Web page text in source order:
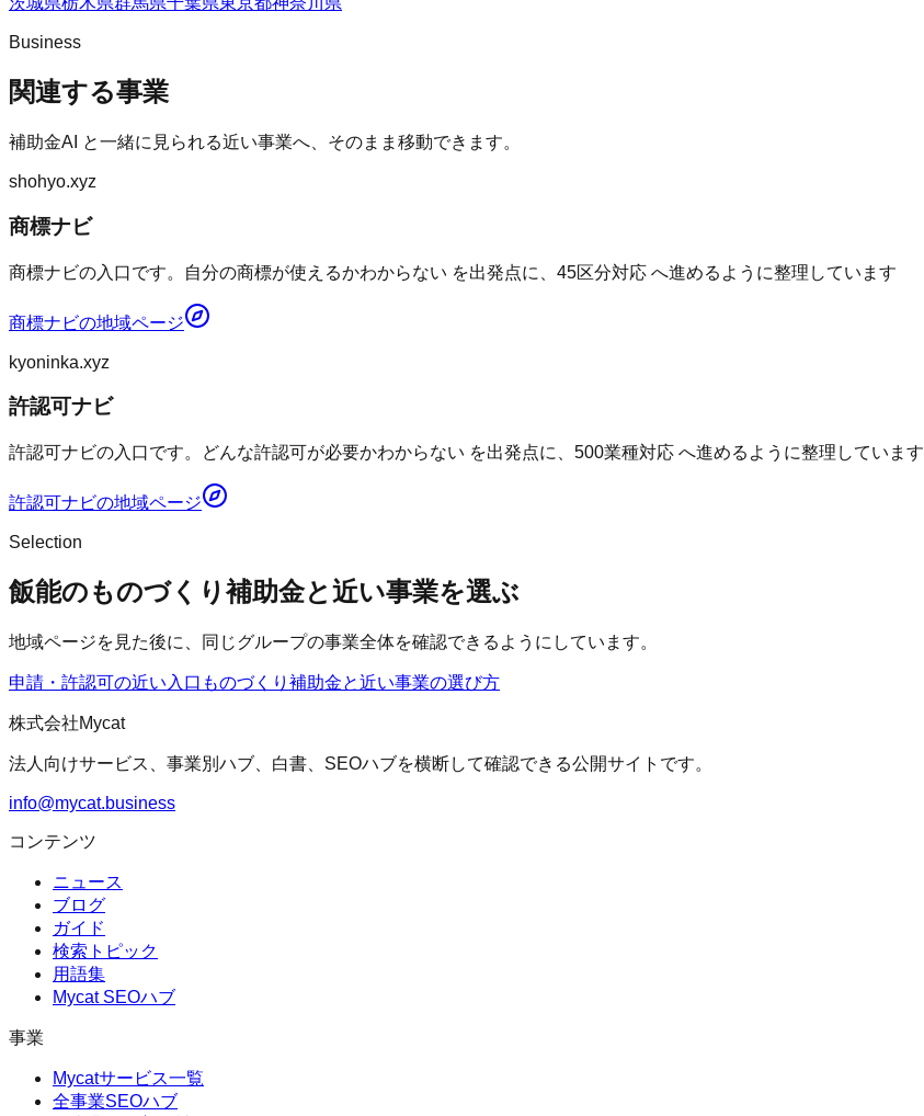
Business
関連する事業
補助金AI と一緒に見られる近い事業へ、そのまま移動できます。
shohyo.xyz
商標ナビ
商標ナビの入口です。自分の商標が使えるかわからない を出発点に、45区分対応 へ進めるように整理しています
商標ナビの地域ページ
kyoninka.xyz
許認可ナビ
許認可ナビの入口です。どんな許認可が必要かわからない を出発点に、500業種対応 へ進めるように整理しています
許認可ナビの地域ページ
Selection
飯能のものづくり補助金と近い事業を選ぶ
地域ページを見た後に、同じグループの事業全体を確認できるようにしています。
申請・許認可の近い入口 ものづくり補助金と近い事業の選び方
株式会社Mycat
法人向けサービス、事業別ハブ、白書、SEOハブを横断して確認できる公開サイトです。
info@mycat.business
コンテンツ
ニュース
ブログ
ガイド
検索トピック
用語集
Mycat SEOハブ
事業
Mycatサービス一覧
全事業SEOハブ